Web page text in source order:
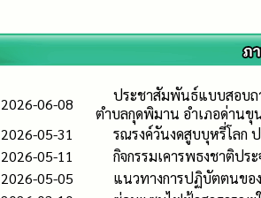
2026-06-08
ประชาสัมพันธ์แบบสอบถ
ตำบลกุดพิมาน อำเภอด่านขุ
2026-05-31
รณรงค์วันงดสูบบุหรี่โลก
2026-05-11
กิจกรรมเคารพธงชาติป
2026-05-05
แนวทางการปฏิบัตตนขอ